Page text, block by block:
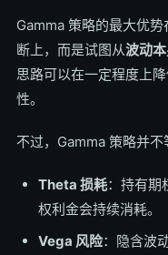
Gamma 策略的最大优
断上，而是试图从波动
思路可以在一定程度上
性。
不过，Gamma 策略并不
Theta 损耗：持有期
权利金会持续消耗。
Vega 风险：隐含波